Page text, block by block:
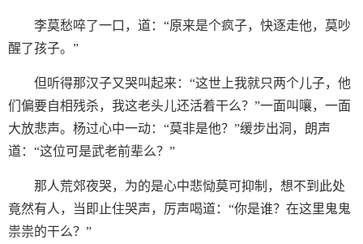
李莫愁啐了一口，道：“原来是个疯子，快逐走他，莫吵
醒了孩子。”
但听得那汉子又哭叫起来：“这世上我就只两个儿子，他
们偏要自相残杀，我这老头儿还活着干么？”一面叫嚷，一面
大放悲声。杨过心中一动：“莫非是他？”缓步出洞，朗声
道：“这位可是武老前辈么？”
那人荒郊夜哭，为的是心中悲恸莫可抑制，想不到此处
竟然有人，当即止住哭声，厉声喝道：“你是谁？在这里鬼鬼
祟祟的干么？”